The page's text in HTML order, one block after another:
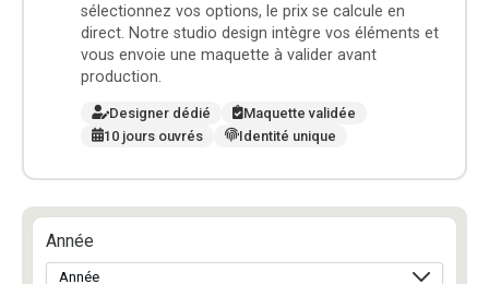
sélectionnez vos options, le prix se calcule en
direct. Notre studio design intègre vos éléments et
vous envoie une maquette à valider avant
production.
Designer dédié
Maquette validée
10 jours ouvrés
Identité unique
Année